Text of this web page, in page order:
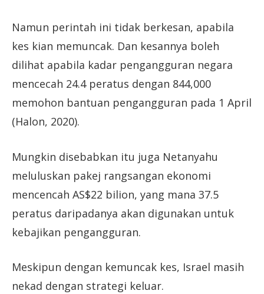
Namun perintah ini tidak berkesan, apabila
kes kian memuncak. Dan kesannya boleh
dilihat apabila kadar pengangguran negara
mencecah 24.4 peratus dengan 844,000
memohon bantuan pengangguran pada 1 April
(Halon, 2020).
Mungkin disebabkan itu juga Netanyahu
meluluskan pakej rangsangan ekonomi
mencencah AS$22 bilion, yang mana 37.5
peratus daripadanya akan digunakan untuk
kebajikan pengangguran.
Meskipun dengan kemuncak kes, Israel masih
nekad dengan strategi keluar.